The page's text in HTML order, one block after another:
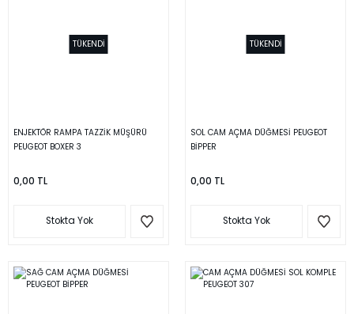
TÜKENDİ
ENJEKTÖR RAMPA TAZZİK MÜŞÜRÜ
PEUGEOT BOXER 3
0,00 TL
Stokta Yok
TÜKENDİ
SOL CAM AÇMA DÜĞMESİ PEUGEOT
BİPPER
0,00 TL
Stokta Yok